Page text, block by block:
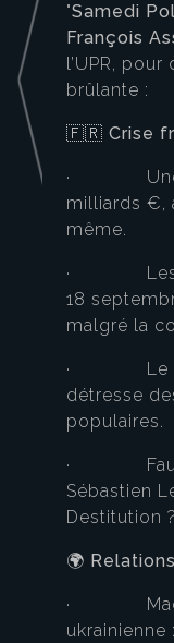
"Samedi
François
l’UPR,
brûlante :
🇫🇷 Crise
· Une
milliards €,
même.
· Les
18
malgré la
· Le
détresse
populaires.
· Faut-il
Sébastien
Destitution ?
🌍
·